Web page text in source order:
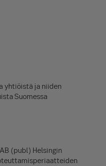
yhtiöistä ja niiden
Suomessa
(publ) Helsingin